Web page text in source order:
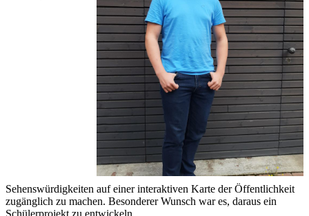
Sehenswürdigkeiten auf einer interaktiven Karte der Öffentlichkeit
zugänglich zu machen. Besonderer Wunsch war es, daraus ein
Schülerprojekt zu entwickeln.